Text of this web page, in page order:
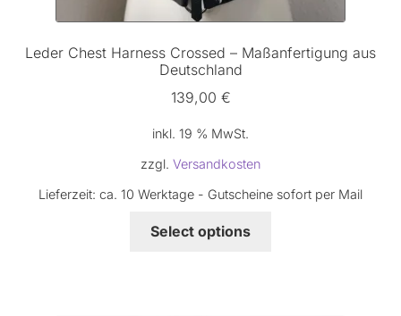
Leder Chest Harness Crossed – Maßanfertigung aus
Deutschland
139,00 €
inkl. 19 % MwSt.
zzgl. Versandkosten
Lieferzeit: ca. 10 Werktage - Gutscheine sofort per Mail
Select options